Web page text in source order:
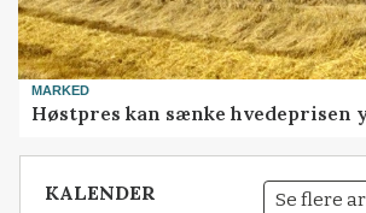
MARKED
Høstpres kan sænke hvedeprisen
KALENDER Se flere